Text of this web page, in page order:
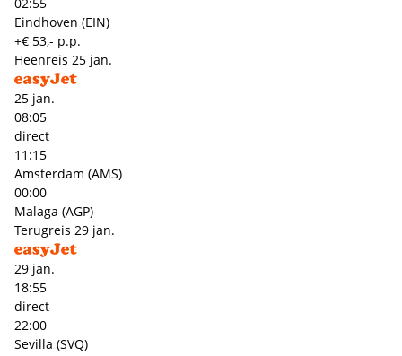
Eindhoven (EIN)
+€ 53,- p.p.
Heenreis 25 jan.
25 jan.
08:05
direct
11:15
Amsterdam (AMS)
00:00
Malaga (AGP)
Terugreis 29 jan.
29 jan.
18:55
direct
22:00
Sevilla (SVQ)